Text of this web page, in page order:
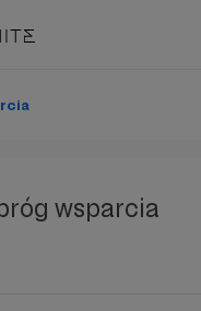
wsparcia